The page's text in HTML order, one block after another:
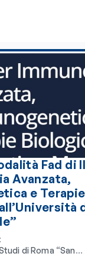
Fad di
Avanzata,
e
di Roma “San